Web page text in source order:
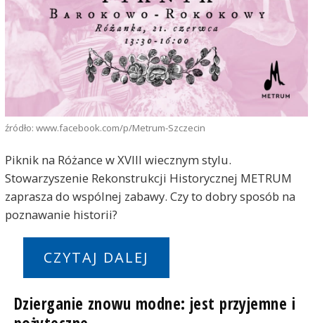
źródło: www.facebook.com/p/Metrum-Szczecin
Piknik na Różance w XVIII wiecznym stylu.
Stowarzyszenie Rekonstrukcji Historycznej METRUM
zaprasza do wspólnej zabawy. Czy to dobry sposób na
poznawanie historii?
CZYTAJ DALEJ
Dzierganie znowu modne: jest przyjemne i